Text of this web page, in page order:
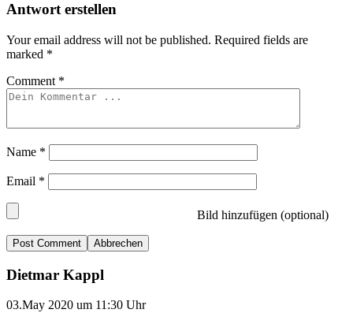
Antwort erstellen
Your email address will not be published. Required fields are
marked *
Comment *
Name *
Email *
Bild hinzufügen (optional)
Abbrechen
Dietmar Kappl
03.May 2020 um 11:30 Uhr